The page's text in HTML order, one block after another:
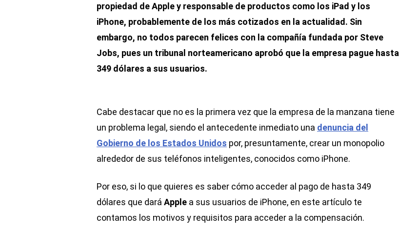
propiedad de Apple y responsable de productos como los iPad y los
iPhone, probablemente de los más cotizados en la actualidad. Sin
embargo, no todos parecen felices con la compañía fundada por Steve
Jobs, pues un tribunal norteamericano aprobó que la empresa pague hasta
349 dólares a sus usuarios.
Cabe destacar que no es la primera vez que la empresa de la manzana tiene
un problema legal, siendo el antecedente inmediato una denuncia del
Gobierno de los Estados Unidos por, presuntamente, crear un monopolio
alrededor de sus teléfonos inteligentes, conocidos como iPhone.
Por eso, si lo que quieres es saber cómo acceder al pago de hasta 349
dólares que dará Apple a sus usuarios de iPhone, en este artículo te
contamos los motivos y requisitos para acceder a la compensación.